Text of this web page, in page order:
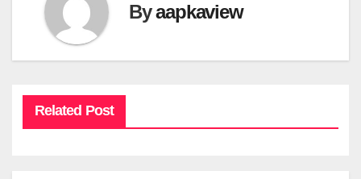
Byaapkaview
Related Post